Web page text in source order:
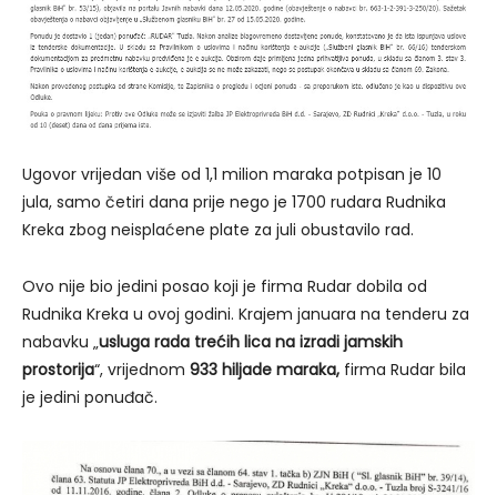
Ugovor vrijedan više od 1,1 milion maraka potpisan je 10
jula, samo četiri dana prije nego je 1700 rudara Rudnika
Kreka zbog neisplaćene plate za juli obustavilo rad.
Ovo nije bio jedini posao koji je firma Rudar dobila od
Rudnika Kreka u ovoj godini. Krajem januara na tenderu za
nabavku „usluga rada trećih lica na izradi jamskih
prostorija“, vrijednom 933 hiljade maraka, firma Rudar bila
je jedini ponuđač.